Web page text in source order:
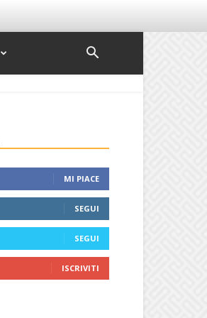
MI PIACE
SEGUI
SEGUI
ISCRIVITI